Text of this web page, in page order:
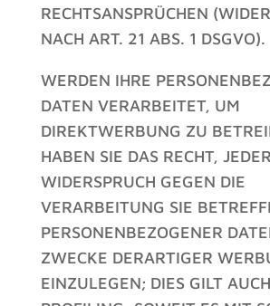
RECHTSANSPRÜCHEN
NACH ART. 21 ABS. 1 DSGVO).
WERDEN IHRE
DATEN VERARBEITET, UM
DIREKTWERBUNG ZU
HABEN SIE DAS RECHT,
WIDERSPRUCH GEGEN DIE
VERARBEITUNG SIE
PERSONENBEZOGENER
ZWECKE DERARTIGER
EINZULEGEN; DIES GILT